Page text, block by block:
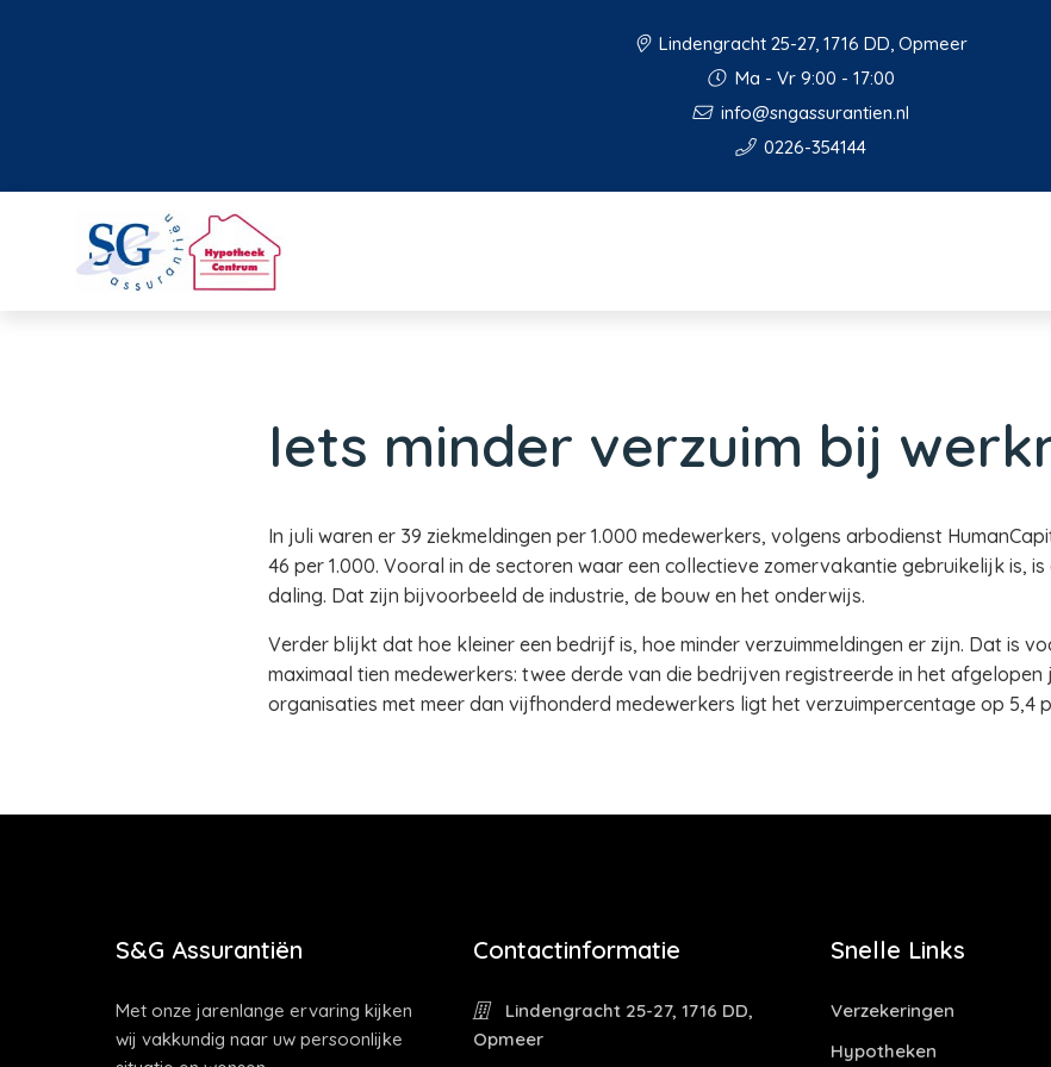
Lindengracht 25-27, 1716 DD, Opmeer
Ma - Vr 9:00 - 17:00
info@sngassurantien.nl
0226-354144
Iets minder verzuim bij
In juli waren er 39 ziekmeldingen per 1.000 medewerkers, volgens arbodienst
46 per 1.000. Vooral in de sectoren waar een collectieve zomervakantie gebruikelijk is,
daling. Dat zijn bijvoorbeeld de industrie, de bouw en het onderwijs.
Verder blijkt dat hoe kleiner een bedrijf is, hoe minder verzuimmeldingen er zijn. Dat is
maximaal tien medewerkers: twee derde van die bedrijven registreerde in het afgelopen
organisaties met meer dan vijfhonderd medewerkers ligt het verzuimpercentage op 5,4
S&G Assurantiën
Met onze jarenlange ervaring kijken
wij vakkundig naar uw persoonlijke
Contactinformatie
Lindengracht 25-27, 1716 DD,
Opmeer
Snelle Links
Verzekeringen
Hypotheken